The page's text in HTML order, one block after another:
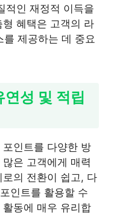
적인 재정적 이득을
혜택은 고객의 라
제공하는 데 중요
성 및 적립
인트를 다양한 방
은 고객에게 매력
의 전환이 쉽고, 다
인트를 활용할 수
동에 매우 유리합